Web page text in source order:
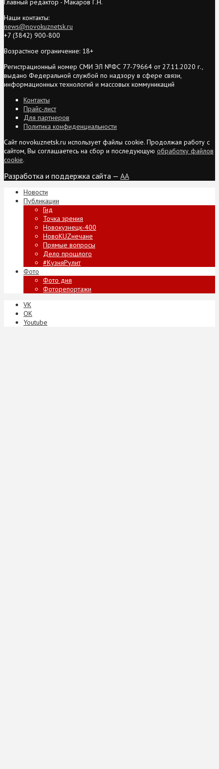
Главный редактор - Макаров Г.Н.
Наши контакты:
news@novokuznetsk.ru
+7 (3842) 900-800
Возрастное ограничение: 18+
Регистрационный номер СМИ ЭЛ №ФС 77-79664 от 27.11.2020 г.,
выдано Федеральной службой по надзору в сфере связи,
информационных технологий и массовых коммуникаций
Контакты
Прайс-лист
Для партнеров
Политика конфиденциальности
Сайт novokuznetsk.ru использует файлы cookie. Продолжая работу с
сайтом, Вы соглашаетесь на сбор и последующую обработку файлов
cookie.
Разработка и поддержка сайта — AA
Новости
Публикации
Гид
Точка зрения
Новокузнецк-400
НовоKUZнечане
Прямые вопросы
Дело прошлого
#КузняРулит
Фото
Фото дня
Фоторепортажи
VK
ОК
Youtube